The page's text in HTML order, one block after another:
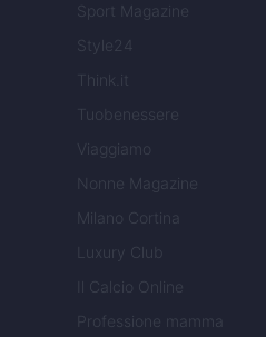
Sport Magazine
Style24
Think.it
Tuobenessere
Viaggiamo
Nonne Magazine
Milano Cortina
Luxury Club
Il Calcio Online
Professione mamma